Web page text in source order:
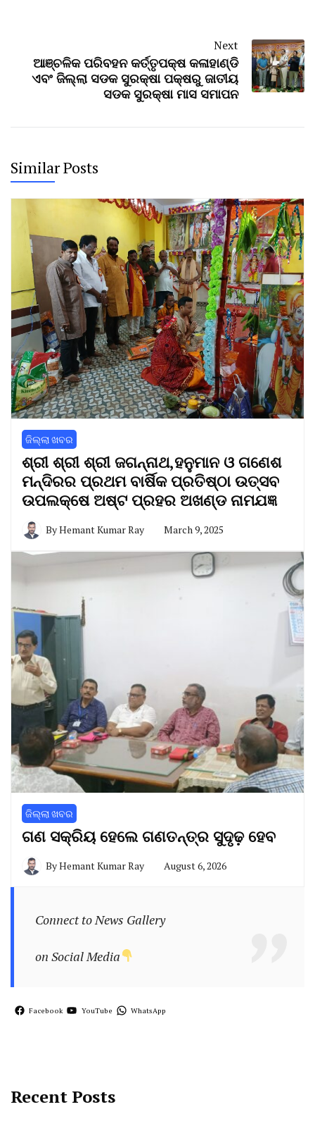
Next
ଆଞ୍ଚଳିକ ପରିବହନ କର୍ତ୍ତୃପକ୍ଷ କଳାହାଣ୍ଡି
ଏବଂ ଜିଲ୍ଲା ସଡକ ସୁରକ୍ଷା ପକ୍ଷରୁ ଜାତୀୟ
ସଡକ ସୁରକ୍ଷା ମାସ ସମାପନ
Similar Posts
ଜିଲ୍ଲା ଖବର
ଶ୍ରୀ ଶ୍ରୀ ଶ୍ରୀ ଜଗନ୍ନାଥ,ହନୁମାନ ଓ ଗଣେଶ
ମନ୍ଦିରର ପ୍ରଥମ ବାର୍ଷିକ ପ୍ରତିଷ୍ଠା ଉତ୍ସବ
ଉପଲକ୍ଷେ ଅଷ୍ଟ ପ୍ରହର ଅଖଣ୍ଡ ନାମଯଜ୍ଞ
ByHemant Kumar Ray March 9, 2025
ଜିଲ୍ଲା ଖବର
ଗଣ ସକ୍ରିୟ ହେଲେ ଗଣତନ୍ତ୍ର ସୁଦୃଢ଼ ହେବ
ByHemant Kumar Ray August 6, 2026
Connect to News Gallery
on Social Media
Facebook YouTube WhatsApp
Recent Posts